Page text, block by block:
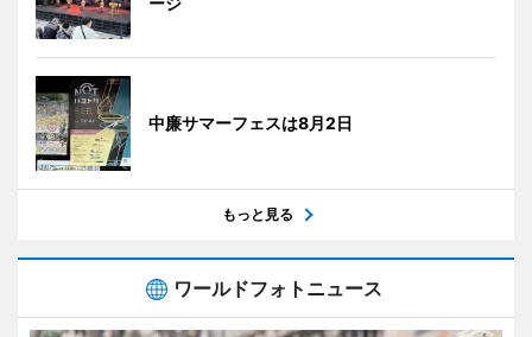
中廉サマーフェスは8月2日
もっと見る
ワールドフォトニュース